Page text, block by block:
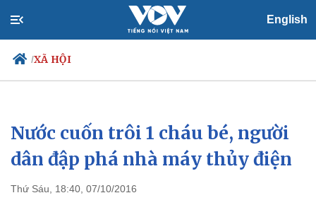
English
/XÃ HỘI
Chính trị
Đảng
Tổ chức nhân sự
Nhận diện sự thật
Xã hội
Tin 24h
Dự báo thời tiết
Nước cuốn trôi 1 cháu bé, người
dân đập phá nhà máy thủy điện
Thứ Sáu, 18:40, 07/10/2016